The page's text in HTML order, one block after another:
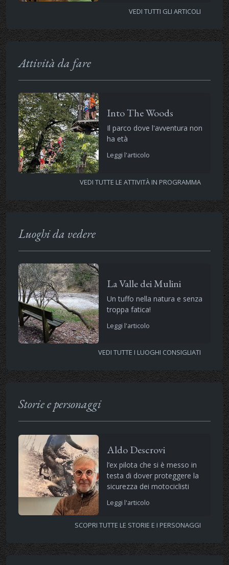
VEDI TUTTI GLI ARTICOLI
Attività da fare
Into The Woods
Il parco dove l'avventura non
ha età
Leggi l'articolo
VEDI TUTTE LE ATTIVITÀ IN PROGRAMMA
Luoghi da vedere
La Valle dei Mulini
Un tuffo nella natura e senza
troppa fatica!
Leggi l'articolo
VEDI TUTTE I LUOGHI CONSIGLIATI
Storie e personaggi
Aldo Descrovi
l’ex pilota che si è messo in
testa di dover proteggere la
sicurezza dei motociclisti
Leggi l'articolo
SCOPRI TUTTE LE STORIE E I PERSONAGGI